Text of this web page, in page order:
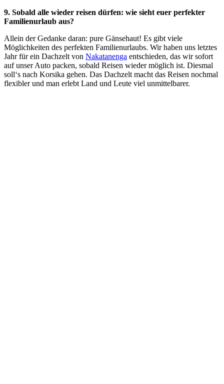
9. Sobald alle wieder reisen dürfen: wie sieht euer perfekter
Familienurlaub aus?
Allein der Gedanke daran: pure Gänsehaut! Es gibt viele
Möglichkeiten des perfekten Familienurlaubs. Wir haben uns letztes
Jahr für ein Dachzelt von Nakatanenga entschieden, das wir sofort
auf unser Auto packen, sobald Reisen wieder möglich ist. Diesmal
soll‘s nach Korsika gehen. Das Dachzelt macht das Reisen nochmal
flexibler und man erlebt Land und Leute viel unmittelbarer.